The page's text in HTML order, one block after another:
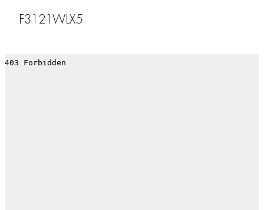
F3121WLX5